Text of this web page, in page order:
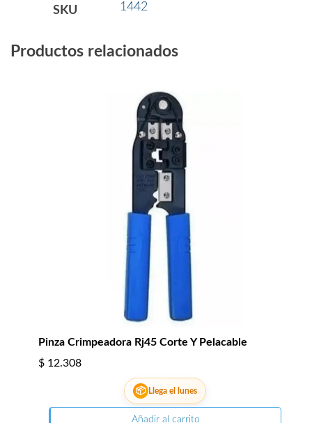
SKU 1442
Productos relacionados
Pinza Crimpeadora Rj45 Corte Y Pelacable
$ 12.308
📦 Llega el lunes
Añadir al carrito